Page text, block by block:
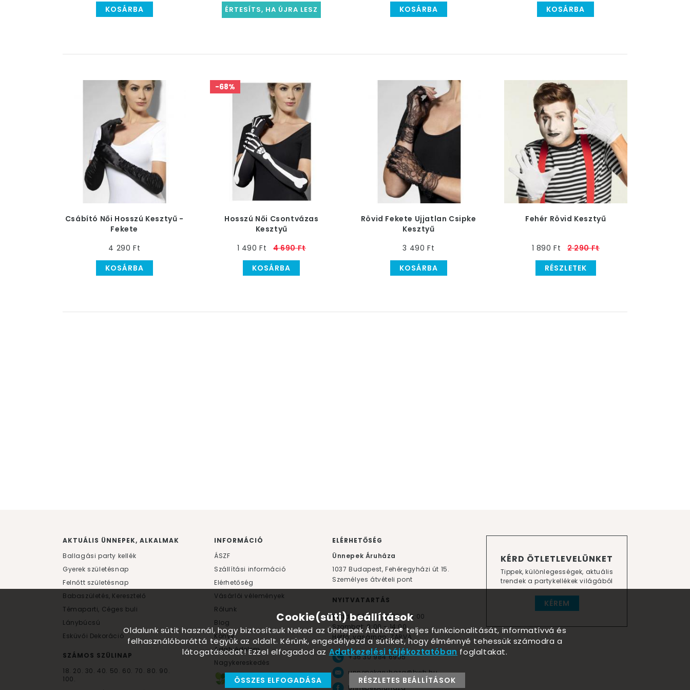
KOSÁRBA
ÉRTESÍTS, HA ÚJRA LESZ
KOSÁRBA
KOSÁRBA
Csábító Női Hosszú Kesztyű -
Fekete
4 290 Ft
KOSÁRBA
-68%
Hosszú Női Csontvázas
Kesztyű
1 490 Ft
4 690 Ft
KOSÁRBA
Rövid Fekete Ujjatlan Csipke
Kesztyű
3 490 Ft
KOSÁRBA
Fehér Rövid Kesztyű
1 890 Ft
2 290 Ft
RÉSZLETEK
KÉRD ÖTLETLEVELÜNKET
Tippek, különlegességek, aktuális
trendek a partykellékek világából
KÉREM
AKTUÁLIS ÜNNEPEK, ALKALMAK
Ballagási party kellék
Gyerek születésnap
Felnőtt születésnap
Babaszületés, Keresztelő
Témaparti, Céges buli
Lánybúcsú
Esküvői Dekoráció
SZÁMOS SZÜLINAP
18. 20. 30. 40. 50. 60. 70. 80. 90.
100.
INFORMÁCIÓ
ÁSZF
Szállítási információ
Elérhetőség
Vásárlói vélemények
Rólunk
Blog
Könyv
Adatvédelem
Nagykereskedés
Környezetbarát lufik
ELÉRHETŐSÉG
Ünnepek Áruháza
1037 Budapest, Fehéregyházi út 15.
Személyes átvételi pont
NYITVATARTÁS
Kedd - Péntek: 10:00 - 18:00
Szombat: 9:00 - 14:00
Hétfő, vasárnap: ZÁRVA
+36 30 984 6955
unnepekaruhaza@bwh.hu
UnnepekAruhaza
Cookie(süti) beállítások
Oldalunk sütit használ, hogy biztosítsuk Neked az Ünnepek Áruháza® teljes funkcionalitását, informatívvá és
felhasználóbaráttá tegyük az oldalt. Kérünk, engedélyezd a sütiket, hogy élménnyé tehessük számodra a
látogatásodat! Ezzel elfogadod az Adatkezelési tájékoztatóban foglaltakat.
ÖSSZES ELFOGADÁSA RÉSZLETES BEÁLLÍTÁSOK